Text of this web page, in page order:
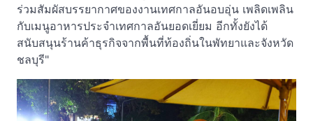
ร่วมสัมผัสบรรยากาศของงานเทศกาลอันอบอุ่น เพลิดเพลิน
กับเมนูอาหารประจำเทศกาลอันยอดเยี่ยม อีกทั้งยังได้
สนับสนุนร้านค้าธุรกิจจากพื้นที่ท้องถิ่นในพัทยาและจังหวัด
ชลบุรี"